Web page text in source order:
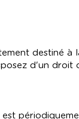
destiné à
d'un droit